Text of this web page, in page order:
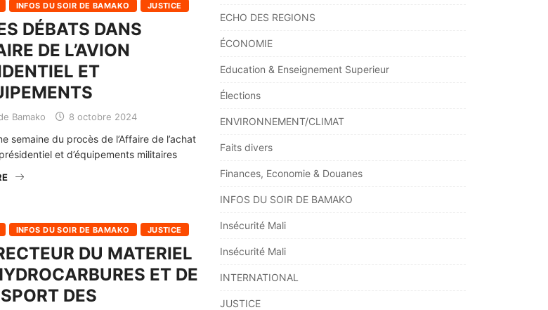
INFOS DU SOIR DE BAMAKO JUSTICE
DÉBATS DANS
DE L’AVION
ET
Bamako 8 octobre 2024
semaine du procès de l’Affaire de l’achat
et d’équipements militaires
INFOS DU SOIR DE BAMAKO JUSTICE
DU MATERIEL
ET DE
DES
ECHO DES REGIONS
ÉCONOMIE
Education & Enseignement Superieur
Élections
ENVIRONNEMENT/CLIMAT
Faits divers
Finances, Economie & Douanes
INFOS DU SOIR DE BAMAKO
Insécurité Mali
Insécurité Mali
INTERNATIONAL
JUSTICE